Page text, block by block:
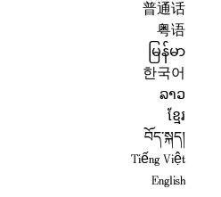
普通话
粤语
မြန်မာ
한국어
ລາວ
ខ្មែរ
བོད་སྐད།
Tiếng Việt
English